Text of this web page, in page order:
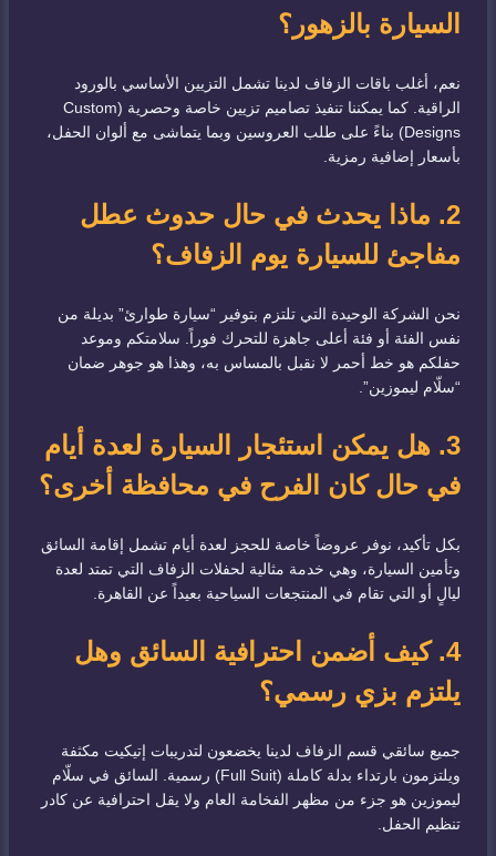
السيارة بالزهور؟
نعم، أغلب باقات الزفاف لدينا تشمل التزيين الأساسي بالورود
الراقية. كما يمكننا تنفيذ تصاميم تزيين خاصة وحصرية (Custom
Designs) بناءً على طلب العروسين وبما يتماشى مع ألوان الحفل،
بأسعار إضافية رمزية.
2. ماذا يحدث في حال حدوث عطل
مفاجئ للسيارة يوم الزفاف؟
نحن الشركة الوحيدة التي تلتزم بتوفير “سيارة طوارئ” بديلة من
نفس الفئة أو فئة أعلى جاهزة للتحرك فوراً. سلامتكم وموعد
حفلكم هو خط أحمر لا نقبل بالمساس به، وهذا هو جوهر ضمان
“سلّام ليموزين”.
3. هل يمكن استئجار السيارة لعدة أيام
في حال كان الفرح في محافظة أخرى؟
بكل تأكيد، نوفر عروضاً خاصة للحجز لعدة أيام تشمل إقامة السائق
وتأمين السيارة، وهي خدمة مثالية لحفلات الزفاف التي تمتد لعدة
ليالٍ أو التي تقام في المنتجعات السياحية بعيداً عن القاهرة.
4. كيف أضمن احترافية السائق وهل
يلتزم بزي رسمي؟
جميع سائقي قسم الزفاف لدينا يخضعون لتدريبات إتيكيت مكثفة
ويلتزمون بارتداء بدلة كاملة (Full Suit) رسمية. السائق في سلّام
ليموزين هو جزء من مظهر الفخامة العام ولا يقل احترافية عن كادر
تنظيم الحفل.